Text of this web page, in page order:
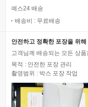
예스24 배송
배송비 : 무료배송
안전하고 정확한 포장을 위
고객님께 배송되는 모든 상
목적 : 안전한 포장 관리
촬영범위 : 박스 포장 작업